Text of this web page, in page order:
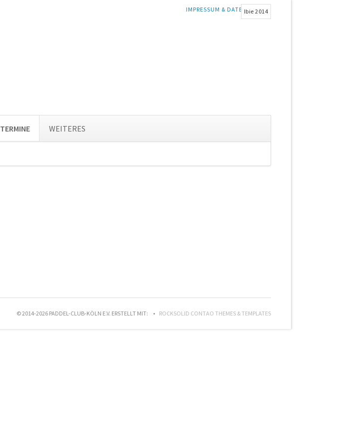
NAVIGATION
IMPRESSUM & DATENSCHUTZ
Ibie 2014
überspringen
TERMINE WEITERES
© 2014-2026 PADDEL-CLUB-KÖLN E.V. ERSTELLT MIT: ROCKSOLID CONTAO THEMES & TEMPLATES